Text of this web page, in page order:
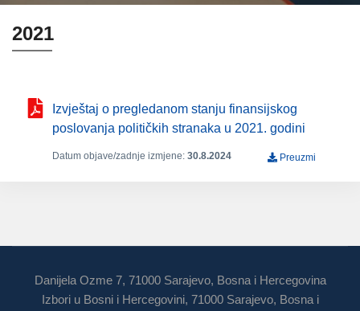
2021
Izvještaj o pregledanom stanju finansijskog
poslovanja političkih stranaka u 2021. godini
Datum objave/zadnje izmjene: 30.8.2024 Preuzmi
Danijela Ozme 7, 71000 Sarajevo, Bosna i Hercegovina
Izbori u Bosni i Hercegovini, 71000 Sarajevo, Bosna i